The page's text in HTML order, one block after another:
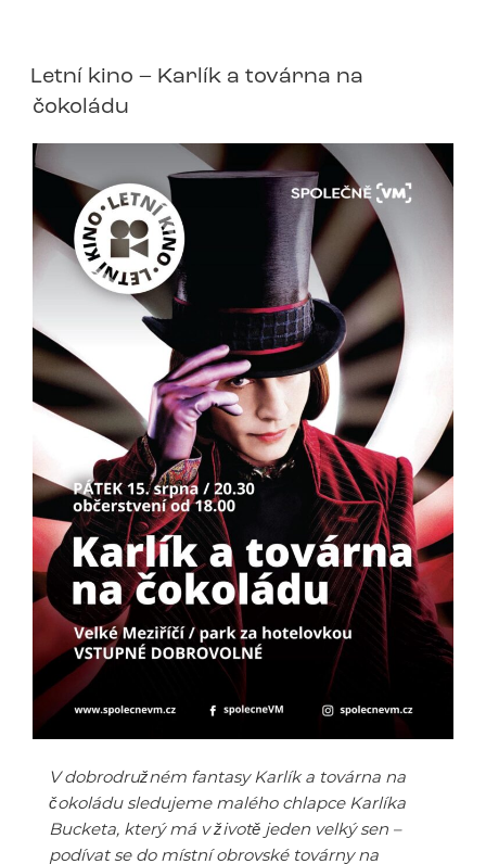
Letní kino – Karlík a továrna na
čokoládu
V dobrodružném fantasy Karlík a továrna na
čokoládu sledujeme malého chlapce Karlíka
Bucketa, který má v životě jeden velký sen –
podívat se do místní obrovské továrny na